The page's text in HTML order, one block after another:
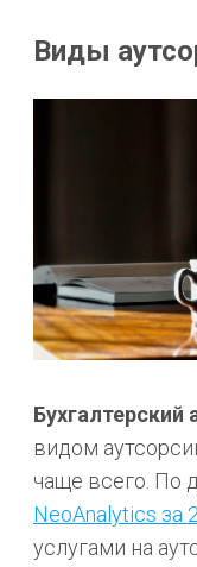
Виды
Бухгалтерский
видом
чаще всего. По
NeoAnalytics за
услугами на